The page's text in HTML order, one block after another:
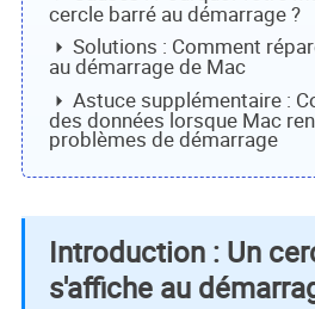
cercle barré au démarrage ?
Solutions : Comment
au démarrage de Mac
Astuce supplémentaire :
des données lorsque Mac
problèmes de démarrage
Introduction : Un
s'affiche au